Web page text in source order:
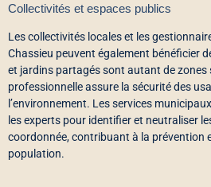
Collectivités et espaces publics
Les collectivités locales et les
Chassieu peuvent également bénéficier
et jardins partagés sont autant de zones
professionnelle assure la sécurité des
l’environnement. Les services
les experts pour identifier et neutraliser
coordonnée, contribuant à la prévention
population.